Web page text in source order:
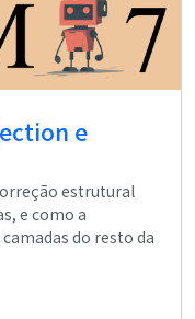
e
estrutural
e como a
do resto da